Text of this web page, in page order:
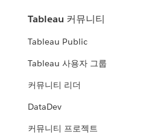
Tableau 커뮤니티
Tableau Public
Tableau 사용자 그룹
커뮤니티 리더
DataDev
커뮤니티 프로젝트